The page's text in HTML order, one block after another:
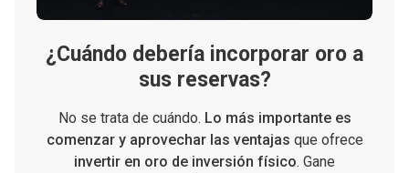
¿Cuándo debería incorporar oro a
sus reservas?
No se trata de cuándo. Lo más importante es
comenzar y aprovechar las ventajas que ofrece
invertir en oro de inversión físico. Gane